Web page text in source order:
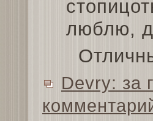
люблю,
Devry: за